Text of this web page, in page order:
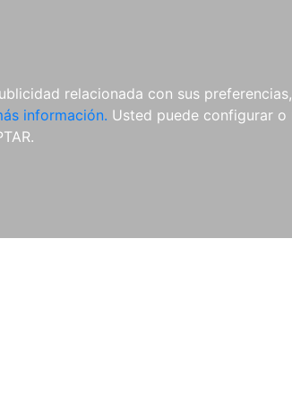
relacionada con sus
información. Usted puede configurar
Colecciones